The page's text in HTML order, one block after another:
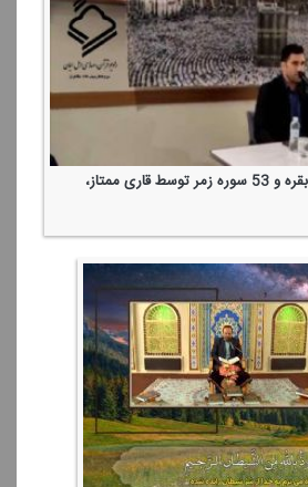
تلاوت آیات 186 سوره بقره و 53 سوره زمر توسط قاری ممتاز،